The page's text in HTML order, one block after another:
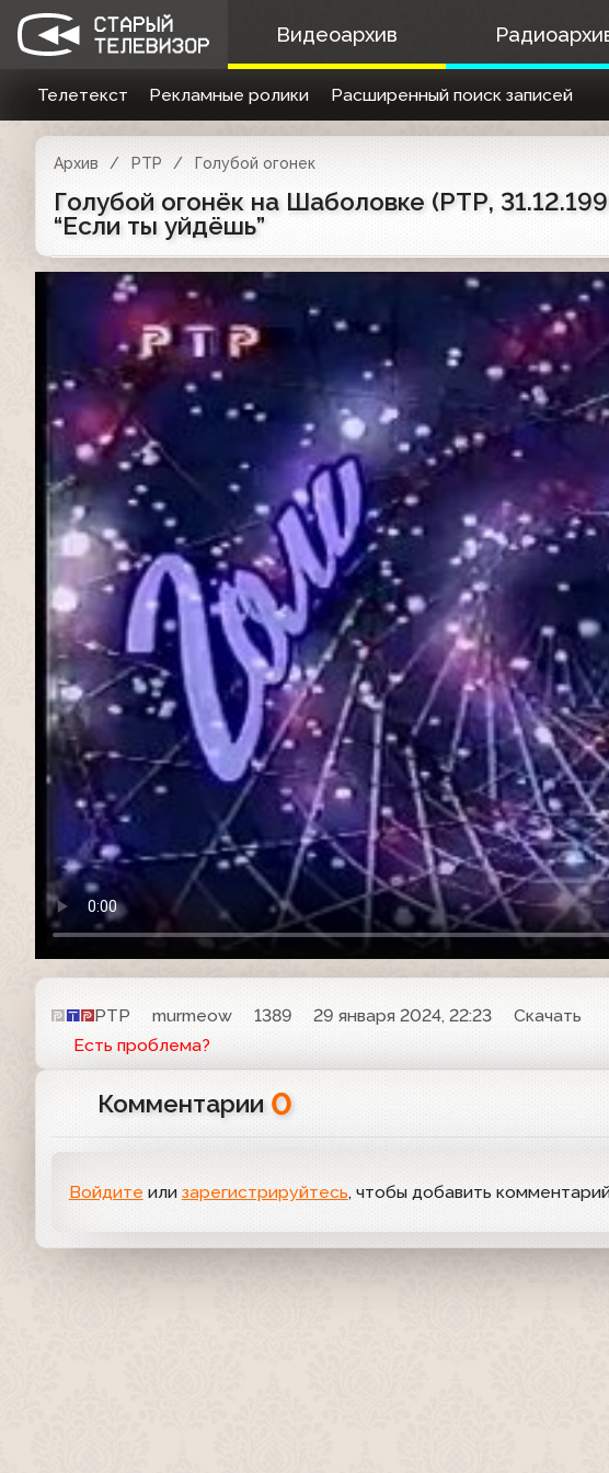
Видеоархив
Телетекст Рекламные ролики Расширенный поиск записей
Архив РТР Голубой огонек
Голубой огонёк на Шаболовке (РТР,
“Если ты уйдёшь”
РТР murmeow 1389 29 января 2024, 22:23
Скачать
Есть проблема?
Комментарии 0
Войдите или зарегистрируйтесь, чтобы добавить